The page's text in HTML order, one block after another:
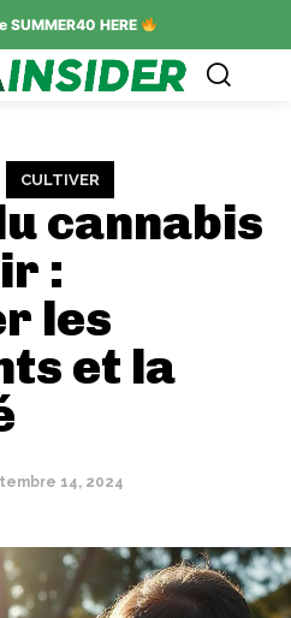
HERE
CULTIVER
cannabis
:
les
et la
14, 2024